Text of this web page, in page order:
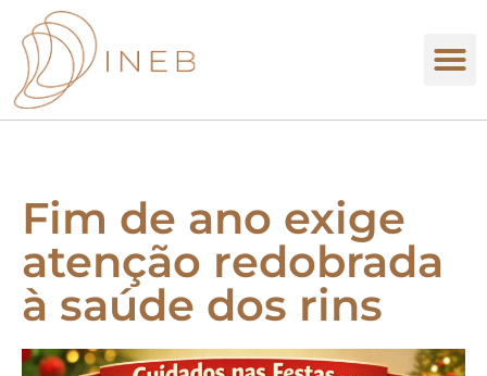
Fim de ano exige
atenção redobrada
à saúde dos rins